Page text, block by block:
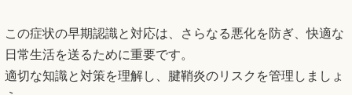
この症状の早期認識と対応は、さらなる悪化を防ぎ、快適な
日常生活を送るために重要です。
適切な知識と対策を理解し、腱鞘炎のリスクを管理しましょ